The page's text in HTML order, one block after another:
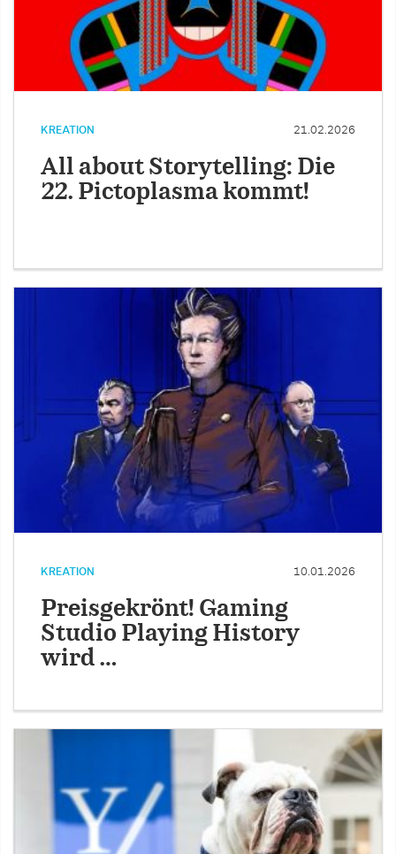
KREATION 21.02.2026
All about Storytelling: Die
22. Pictoplasma kommt!
KREATION 10.01.2026
Preisgekrönt! Gaming
Studio Playing History
wird …